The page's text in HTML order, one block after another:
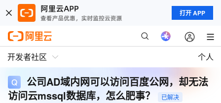
打开 APP
开发者社区 个人
公司AD域内网可以访问百度公网，却无法
访问云mssql数据库，怎么肥事？
已解决